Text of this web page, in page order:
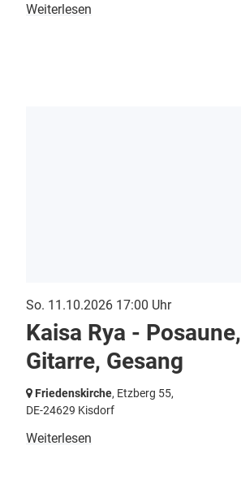
Weiterlesen
So. 11.10.2026 17:00 Uhr
Kaisa Rya - Posaune,
Gitarre, Gesang
Friedenskirche, Etzberg 55,
DE-24629 Kisdorf
Weiterlesen